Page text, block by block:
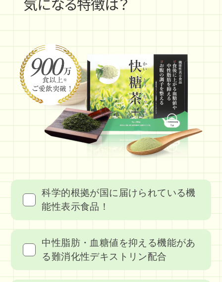
科学的根拠が国に届けられている機
能性表示食品！
中性脂肪・血糖値を抑える機能があ
る難消化性デキストリン配合